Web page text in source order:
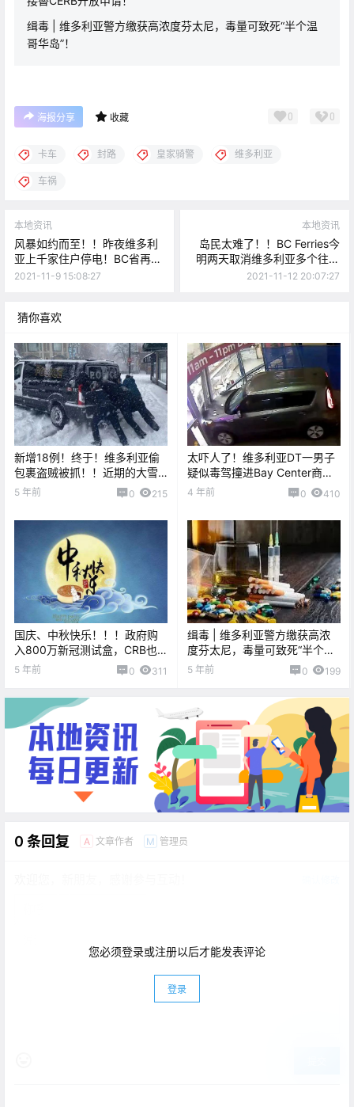
缉毒 | 维多利亚警方缴获高浓度芬太尼，毒量可致死“半个温
哥华岛”！
海报分享 收藏 0 0
卡车 封路 皇家骑警 维多利亚
车祸
本地资讯
风暴如约而至！！昨夜维多利
亚上千家住户停电！BC省再次
强调违禁品合法化，大家怎么
2021-11-9 15:08:27
本地资讯
岛民太难了！！BC Ferries今
明两天取消维多利亚多个往返
班次！！国殇日飞行表演，岛
2021-11-12 20:07:27
猜你喜欢
新增18例！终于！维多利亚偷
包裹盗贼被抓！！近期的大雪
导致老人被困....
5 年前 0 215
太吓人了！维多利亚DT一男子
疑似毒驾撞进Bay Center商
店！还反复撞了多次！！
4 年前 0 410
国庆、中秋快乐！！！政府购
入800万新冠测试盒，CRB也
将接替CERB开放申请！
5 年前 0 311
缉毒 | 维多利亚警方缴获高浓
度芬太尼，毒量可致死“半个温
哥华岛”！
5 年前 0 199
0 条回复 A 文章作者 M 管理员
您必须登录或注册以后才能发表评论
登录